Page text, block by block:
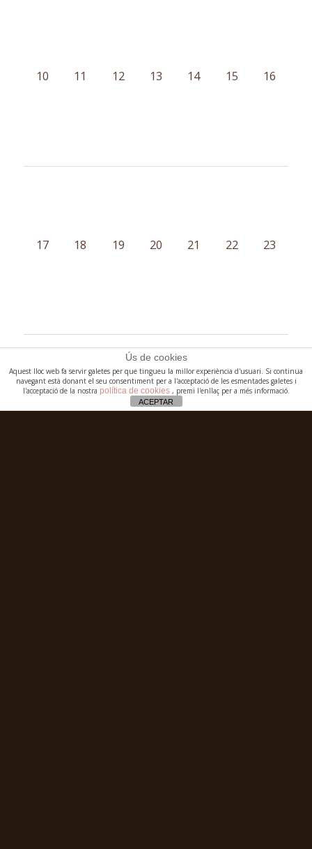
10 11 12 13 14 15 16
17 18 19 20 21 22 23
24 25 26 27 28 29 30
Ús de cookies
Aquest lloc web fa servir galetes per que tingueu la millor experiència d'usuari. Si continua
navegant està donant el seu consentiment per a l'acceptació de les esmentades galetes i
l'acceptació de la nostra política de cookies , premi l'enllaç per a més informació.
ACEPTAR